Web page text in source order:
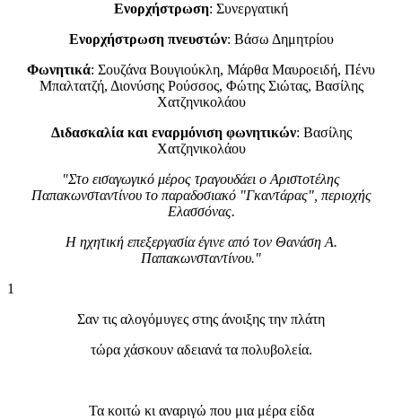
Ενορχήστρωση: Συνεργατική
Ενορχήστρωση πνευστών: Βάσω Δημητρίου
Φωνητικά: Σουζάνα Βουγιούκλη, Μάρθα Μαυροειδή, Πένυ
Μπαλτατζή, Διονύσης Ρούσσος, Φώτης Σιώτας, Βασίλης
Χατζηνικολάου
Διδασκαλία και εναρμόνιση φωνητικών: Βασίλης
Χατζηνικολάου
"Στο εισαγωγικό μέρος τραγουδάει ο Αριστοτέλης
Παπακωνσταντίνου το παραδοσιακό "Γκαντάρας", περιοχής
Ελασσόνας.
Η ηχητική επεξεργασία έγινε από τον Θανάση Α.
Παπακωνσταντίνου."
1
Σαν τις αλογόμυγες στης άνοιξης την πλάτη
τώρα χάσκουν αδειανά τα πολυβολεία.
Τα κοιτώ κι αναριγώ που μια μέρα είδα